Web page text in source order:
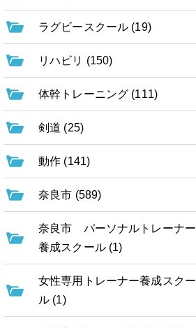
ラグビースクール (19)
リハビリ (150)
体幹トレーニング (111)
剣道 (25)
動作 (141)
奈良市 (589)
奈良市 パーソナルトレーナー
養成スクール (1)
女性専用トレーナー養成スクー
ル (1)